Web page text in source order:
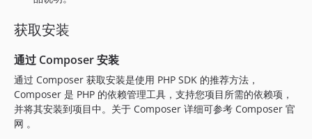
3.0.1412
3.0.1397
3.0.1394
3.0.1393
3.0.1392
3.0.1391
3.0.1390
3.0.1389
获取安装
通过 Composer 安装
通过 Composer 获取安装是使用 PHP SDK 的推荐方法，
Composer 是 PHP 的依赖管理工具，支持您项目所需的依赖项，
并将其安装到项目中。关于 Composer 详细可参考 Composer 官
网 。